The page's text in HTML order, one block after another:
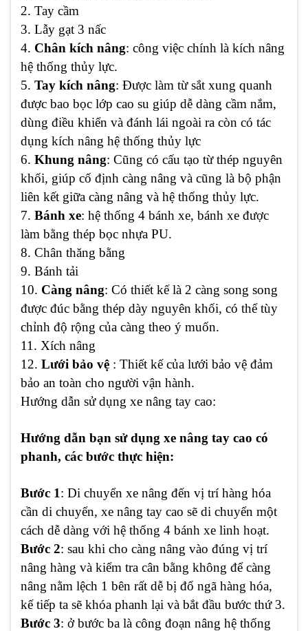
2. Tay cầm
3. Lẫy gạt 3 nấc
4. Chân kích nâng: công việc chính là kích nâng
hệ thống thủy lực.
5. Tay kích nâng: Được làm từ sắt xung quanh
được bao bọc lớp cao su giúp dễ dàng cầm nắm,
dùng điều khiển và đánh lái ngoài ra còn có tác
dụng kích nâng hệ thống thủy lực
6. Khung nâng: Cũng có cấu tạo từ thép nguyên
khối, giúp cố định càng nâng và cũng là bộ phận
liên kết giữa càng nâng và hệ thống thủy lực.
7. Bánh xe: hệ thống 4 bánh xe, bánh xe được
làm bằng thép bọc nhựa PU.
8. Chân thăng bằng
9. Bánh tải
10. Càng nâng: Có thiết kế là 2 càng song song
được đúc bằng thép dày nguyên khối, có thể tùy
chỉnh độ rộng của càng theo ý muốn.
11. Xích nâng
12. Lưới bảo vệ : Thiết kế của lưới bảo vệ đảm
bảo an toàn cho người vận hành.
Hướng dẫn sử dụng xe nâng tay cao:
Hướng dẫn bạn sử dụng xe nâng tay cao có
phanh, các bước thực hiện:
Bước 1: Di chuyển xe nâng đến vị trí hàng hóa
cần di chuyển, xe nâng tay cao sẽ di chuyển một
cách dễ dàng với hệ thống 4 bánh xe linh hoạt.
Bước 2: sau khi cho càng nâng vào đúng vị trí
nâng hàng và kiểm tra cân bằng không để càng
nâng nằm lệch 1 bên rất dễ bị đổ ngã hàng hóa,
kế tiếp ta sẽ khóa phanh lại và bắt đầu bước thứ 3.
Bước 3: ở bước ba là công đoạn nâng hệ thống